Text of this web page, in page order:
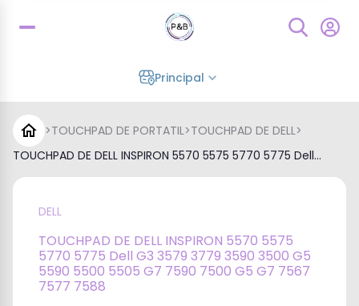
Principal
>TOUCHPAD DE PORTATIL>TOUCHPAD DE DELL>
TOUCHPAD DE DELL INSPIRON 5570 5575 5770 5775 Dell...
DELL
TOUCHPAD DE DELL INSPIRON 5570 5575
5770 5775 Dell G3 3579 3779 3590 3500 G5
5590 5500 5505 G7 7590 7500 G5 G7 7567
7577 7588